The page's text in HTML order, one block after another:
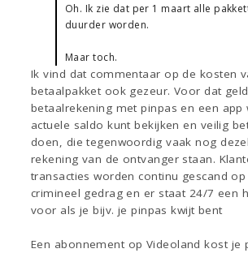
Oh. Ik zie dat per 1 maart alle
duurder worden.
Maar toch.
Ik vind dat commentaar op de kosten
betaalpakket ook gezeur. Voor dat
betaalrekening met pinpas en een app
actuele saldo kunt bekijken en veilig
doen, die tegenwoordig vaak nog
rekening van de ontvanger staan.
transacties worden continu gescand
crimineel gedrag en er staat 24/7 een
voor als je bijv. je pinpas kwijt bent
Een abonnement op Videoland kost je